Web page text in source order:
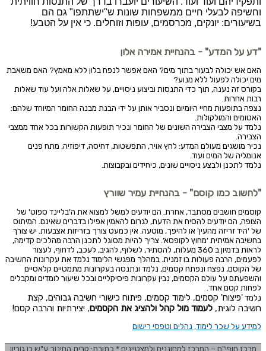
וחשיפה לבעלי חיים ממשפחות שונות ש"ישתתפו" גם הם
בשיעורים: יונקים, מכרסמים, עופות וזוחלים. כי אין על הטבע!
"דע על המדע" - בהנחיית אמירה אלון
האם אש יכולה לבעור בתוך מים? האם אפשר לנפח בלון ללא מאמץ? האם משאבת
מים יכולה לפעול ללא מנוע?
בקורס זה נענה, תוך כדי התנסות וביצוע ניסויים, על שאלות אלה ועל עוד שאלות
רבות אחרות.
נצפה בתופעות מחיי היומיום ונסביר אותן על ידי הבנת מבנה החומר המיוחד שלהם:
האטומים והמולקולות.
נלמד על מצבי הצבירה השונים של החומר ונכיר תופעות הקשורות בכל אחד ממצבי
הצבירה.
נכיר מושגים מעולם המדע: לחץ אויר, התפשטות, דחיסה, דיפוזיה, מתח פנים
אנומליה של המים ועוד.
נלמד לתכנן ולבצע ניסויים שונים, כיחידים ובקבוצות.
"לחשוב כמו קוסם" - בהנחיית עמיר שוורץ
קוסמים חושבים מסתבר, אחרת. הם יודעים למשל למצוא את ה'בליינד ספוט' של
הצופה, הם יודעים להסיח את הדעת, לגרום להאמין אפילו בדברים שאינם. המיתוס
של 'היד זריזה מהעין' או להיפך, מוטעה. אין כמעט צורך בזריזות אצבעות. יש צורך
בחשיבה אמיתית 'מחוץ לקופסא'. צריך להיות מסוגל לתכנן הרבה מהלכים קדימה,
לראות בדמיון ב 360 מעלות, להסתיר, לשלוף, להגיב, לעכב, לדחוף, לעצור
לפעמים, הרבה פעולות בו זמנית. במהלך מפגשי הלימוד נלמד את עקרונות החשיבה
של הקוסם, נפצח ונפתח קסמים, נלמד ונתנסה בעקרונות מתמטיים קלאסיים
והשפעתם על עולם הקסמים, נבין עקרונות פיסיקליים ובכל שיעור לומדים ומקבלים
לפחות קסם אחד.
נלמד'פיצוח' קסמים, לימוד קסמים, פיתוח כישורי חשיבה גבוהים, קצת
חשיבה לוגית, לעמוד מול קהל ולהציג את הקסמים, יצירתיות והרבה קסם!
למידע על שכר לימוד, נהלים וטפסי רישום
מרכז חופי"ם – המרכז למחוננים ולמצטיינים * כתובת: קרית החינוך ע"ש בן גוריון